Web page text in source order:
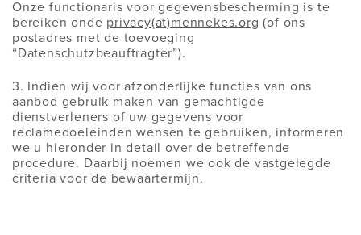
Onze functionaris voor gegevensbescherming is te
bereiken onde privacy(at)mennekes.org (of ons
postadres met de toevoeging
“Datenschutzbeauftragter”).
3. Indien wij voor afzonderlijke functies van ons
aanbod gebruik maken van gemachtigde
dienstverleners of uw gegevens voor
reclamedoeleinden wensen te gebruiken, informeren
we u hieronder in detail over de betreffende
procedure. Daarbij noemen we ook de vastgelegde
criteria voor de bewaartermijn.